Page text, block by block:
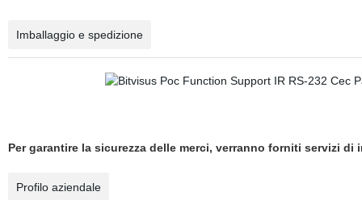
Imballaggio e spedizione
Per garantire la sicurezza delle merci, verranno forniti servizi
Profilo aziendale